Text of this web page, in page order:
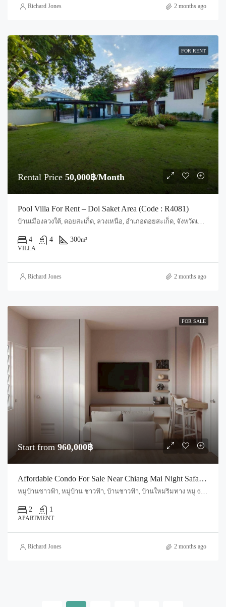
Richard Jones 2 months ago
FOR RENT
Rental Price 50,000฿/Month
Pool Villa For Rent – Doi Saket Area (Code : R4081)
4 4 300m²
VILLA
Richard Jones 2 months ago
FOR SALE
Start from 960,000฿
Affordable Condo For Sale Near Chiang Mai Night Safari (Code : S5748)
หมู่บ้านชาวฟ้า, หมู่บ้าน ชาวฟ้า, บ้านชาวฟ้า, บ้านใหม่ริมทาง หมู่ 6, สันผักหวาน, อำเภอหางดง, จังหวัดเชียงใหม่, 50230, ประเทศไทย, Chiang Mai, Mueang Chiang Mai, Mae Hia
2 1
APARTMENT
Richard Jones 2 months ago